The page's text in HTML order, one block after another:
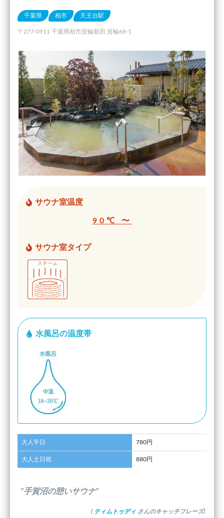
千葉県 柏市 天王台駅
〒277-0911 千葉県柏市箕輪新田 箕輪68-1
サウナ室温度
90℃ 〜
サウナ室タイプ
水風呂の温度帯
大人平日 780円
大人土日祝 880円
”手賀沼の憩いサウナ”
( ティムトゥディ さんのキャッチフレーズ)